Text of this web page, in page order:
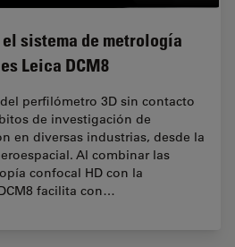
sistema de metrología
Leica DCM8
perfilómetro 3D sin contacto
de investigación de
en diversas industrias, desde la
Al combinar las
confocal HD con la
facilita con…